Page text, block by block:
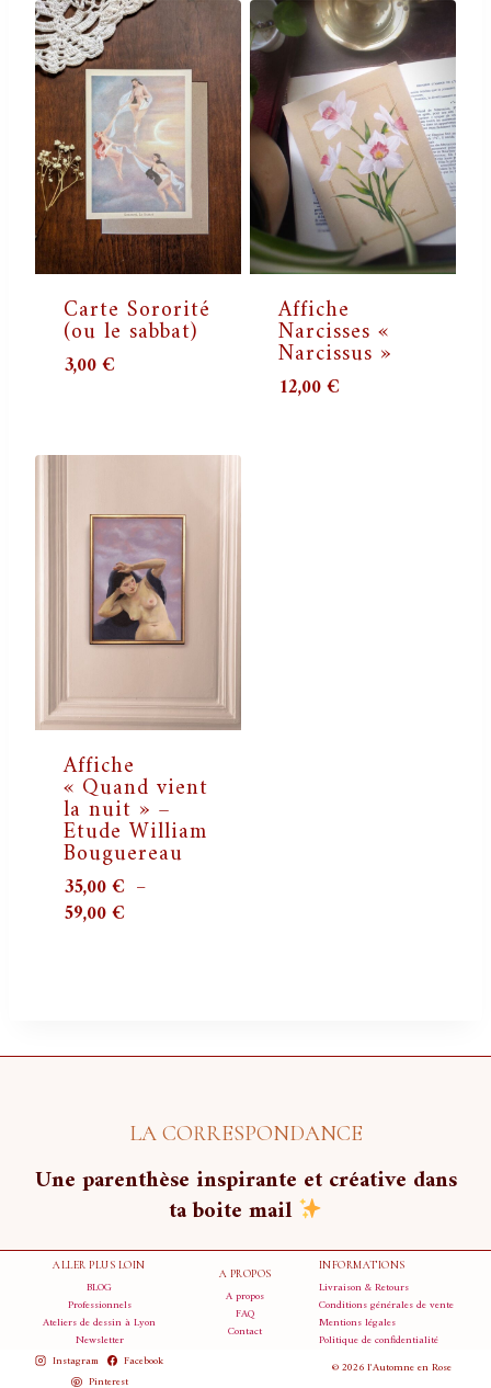
Carte Sororité
(ou le sabbat)
3,00€
Affiche
Narcisses «
Narcissus »
12,00€
Affiche
« Quand vient
la nuit » –
Etude William
Bouguereau
35,00€ –
59,00€
LA CORRESPONDANCE
Une parenthèse inspirante et créative dans
ta boite mail
ALLER PLUS LOIN
BLOG
Professionnels
Ateliers de dessin à Lyon
Newsletter
A PROPOS
A propos
FAQ
Contact
INFORMATIONS
Livraison & Retours
Conditions générales de vente
Mentions légales
Politique de confidentialité
Instagram
Facebook
Pinterest
© 2026 l'Automne en Rose